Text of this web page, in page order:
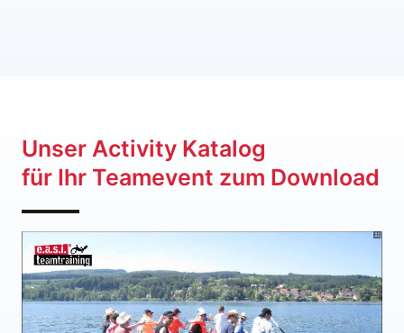
Unser Activity Katalog
für Ihr Teamevent zum Download